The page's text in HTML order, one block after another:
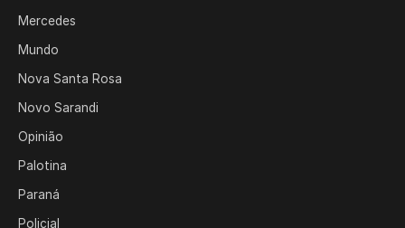
Mercedes
Mundo
Nova Santa Rosa
Novo Sarandi
Opinião
Palotina
Paraná
Policial